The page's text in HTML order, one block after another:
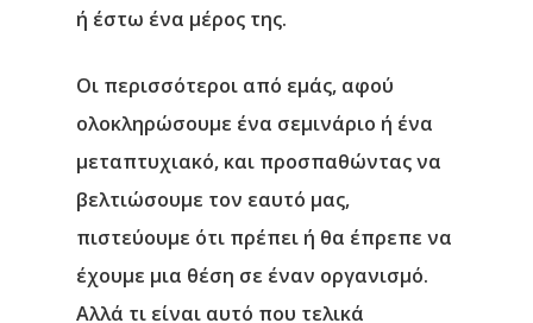
ή έστω ένα μέρος της.
Οι περισσότεροι από εμάς, αφού
ολοκληρώσουμε ένα σεμινάριο ή ένα
μεταπτυχιακό, και προσπαθώντας να
βελτιώσουμε τον εαυτό μας,
πιστεύουμε ότι πρέπει ή θα έπρεπε να
έχουμε μια θέση σε έναν οργανισμό.
Αλλά τι είναι αυτό που τελικά